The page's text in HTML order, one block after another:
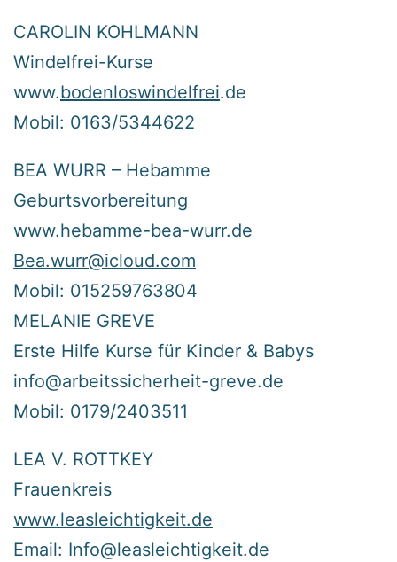
CAROLIN KOHLMANN
Windelfrei-Kurse
www.bodenloswindelfrei.de
Mobil: 0163/5344622
BEA WURR – Hebamme
Geburtsvorbereitung
www.hebamme-bea-wurr.de
Bea.wurr@icloud.com
Mobil: 015259763804
MELANIE GREVE
Erste Hilfe Kurse für Kinder & Babys
info@arbeitssicherheit-greve.de
Mobil: 0179/2403511
LEA V. ROTTKEY
Frauenkreis
www.leasleichtigkeit.de
Email: Info@leasleichtigkeit.de